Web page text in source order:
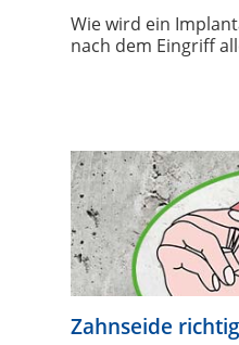
Wie wird ein
nach dem Eingriff
Zahnseide